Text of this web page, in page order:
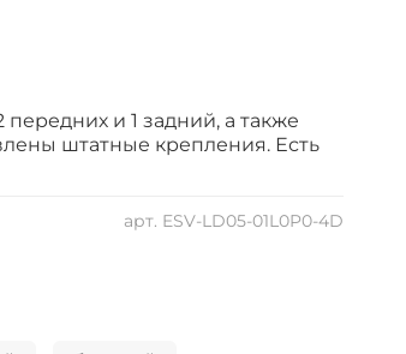
арт. ESV-LD05-01L0P0-4D
и 1 задний, а также
штатные крепления. Есть